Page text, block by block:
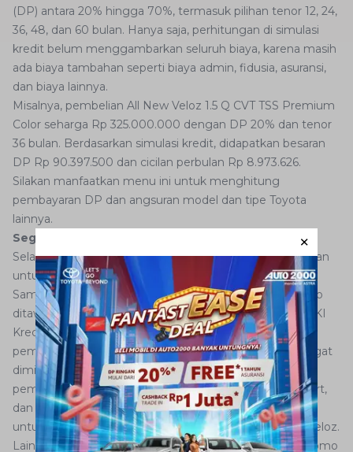
(DP) antara 20% hingga 70%, termasuk pilihan tenor 12, 24,
36, 48, dan 60 bulan. Hanya saja, perhitungan di simulasi
kredit belum menggambarkan seluruh biaya, karena masih
ada biaya tambahan seperti biaya admin, fidusia, asuransi,
dan biaya lainnya.
Misalnya, pembelian All New Veloz 1.5 Q CVT TSS Premium
Color seharga Rp 325.000.000 dengan DP 20% dan tenor
36 bulan. Berdasarkan simulasi kredit, didapatkan besaran
DP Rp 90.397.500 dan cicilan perbulan Rp 8.973.626.
Silakan manfaatkan menu ini untuk menghitung
pembayaran DP dan angsuran model dan tipe Toyota
lainnya.
Segera miliki Toyota Veloz secara mudah
DI SINI
Selain Simulasi Kredit, menu lain yang wajib dimanfaatkan
untuk pembelian secara kredit adalah menu Promo.
Sambut Tahun Baru Imlek 2022, banyak program promo
ditawarkan via Auto2000 Digiroom. Seperti Promo HOKI
Kredit Veloz dan PromoHOKI Kredit Avanzauntuk
pembelian All New Avanza dan All New Veloz yang sangat
diminati pelanggan. PromoHOKI EZ Deal GR untuk
pembelian model flagship Yaris GR Sport, Rush GR Sport,
dan Raize GR Sport, serta Promo HOKI Cicilan Ringan
untuk pembelian Yaris, Vios, Raize, Rush, Avanza, dan Veloz.
Lainnya, Promo HOKI Raize Bunga 0% 6 Bulan dan Promo